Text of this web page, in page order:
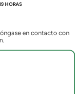
HORAS
en contacto con